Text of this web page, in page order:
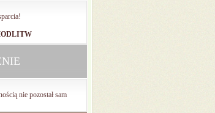
nie pozostał sam